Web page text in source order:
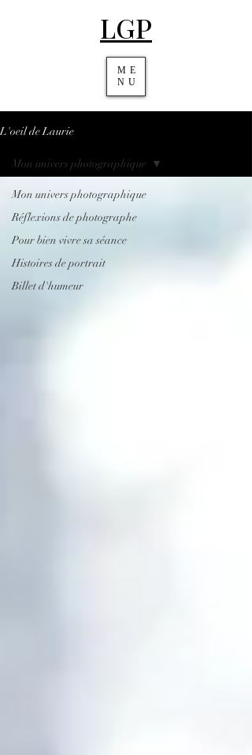
LGP
ME
NU
L'oeil de Laurie
Mon univers photographique
Réflexions de photographe
Pour bien vivre sa séance
Histoires de portrait
Billet d'humeur
Mon univers photographique